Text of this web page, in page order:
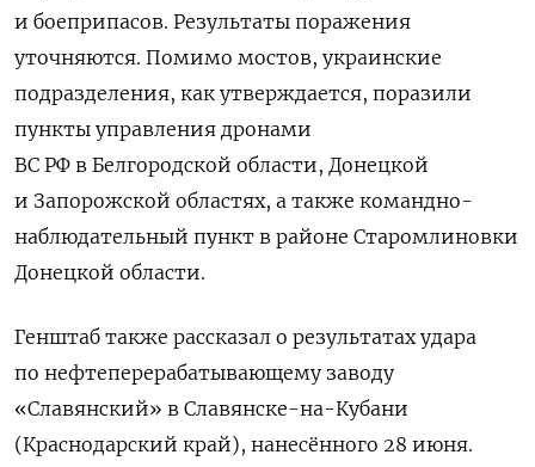
и боеприпасов. Результаты поражения
уточняются. Помимо мостов, украинские
подразделения, как утверждается, поразили
пункты управления дронами
ВС РФ в Белгородской области, Донецкой
и Запорожской областях, а также командно-
наблюдательный пункт в районе Старомлиновки
Донецкой области.
Генштаб также рассказал о результатах удара
по нефтеперерабатывающему заводу
«Славянский» в Славянске-на-Кубани
(Краснодарский край), нанесённого 28 июня.